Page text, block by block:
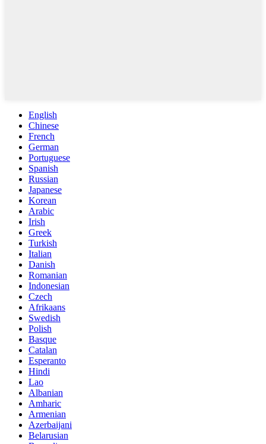
English
Chinese
French
German
Portuguese
Spanish
Russian
Japanese
Korean
Arabic
Irish
Greek
Turkish
Italian
Danish
Romanian
Indonesian
Czech
Afrikaans
Swedish
Polish
Basque
Catalan
Esperanto
Hindi
Lao
Albanian
Amharic
Armenian
Azerbaijani
Belarusian